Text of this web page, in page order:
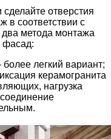
отверстия
в соответствии с
метода монтажа
фасад:
легкий вариант;
керамогранита
нагрузка